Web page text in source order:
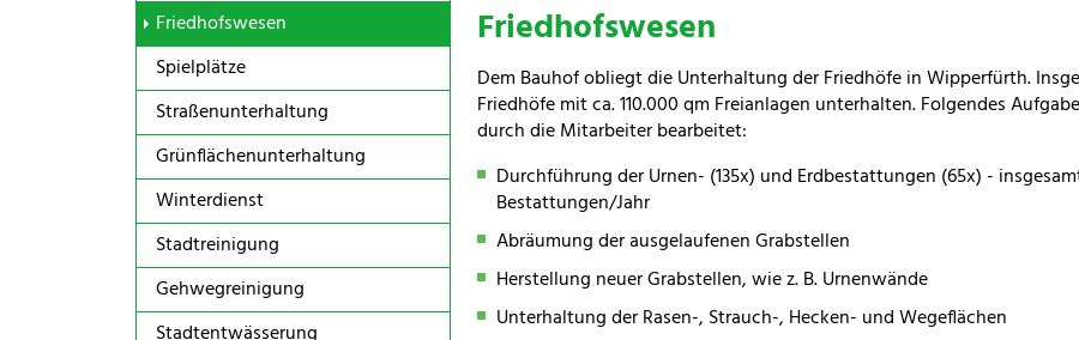
Friedhofswesen
Spielplätze
Straßenunterhaltung
Grünflächenunterhaltung
Winterdienst
Stadtreinigung
Gehwegreinigung
Friedhofswesen
Dem Bauhof obliegt die Unterhaltung der Friedhöfe in Wipperfürth.
Friedhöfe mit ca. 110.000 qm Freianlagen unterhalten. Folgendes
durch die Mitarbeiter bearbeitet:
Durchführung der Urnen- (135x) und Erdbestattungen (65x) -
Bestattungen/Jahr
Abräumung der ausgelaufenen Grabstellen
Herstellung neuer Grabstellen, wie z. B. Urnenwände
Unterhaltung der Rasen-, Strauch-, Hecken- und Wegeflächen